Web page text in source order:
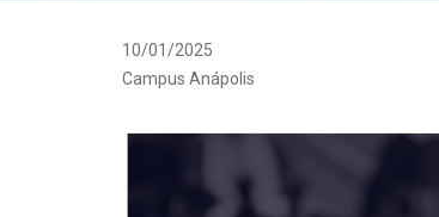
10/01/2025
Campus Anápolis